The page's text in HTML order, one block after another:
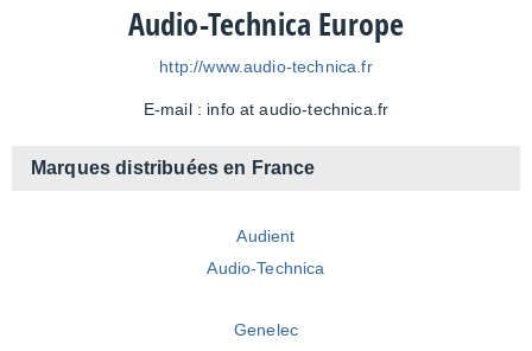
Audio-Technica Europe
http://www.audio-technica.fr
E-mail : info at audio-technica.fr
Marques distribuées en France
Audient
Audio-Technica
Genelec